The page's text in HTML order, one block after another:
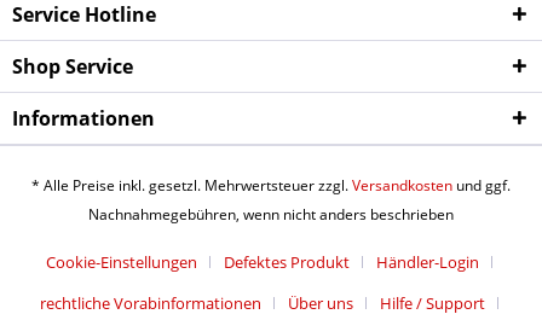
Service Hotline
Shop Service
Informationen
* Alle Preise inkl. gesetzl. Mehrwertsteuer zzgl.Versandkosten und ggf.
Nachnahmegebühren, wenn nicht anders beschrieben
Cookie-Einstellungen Defektes Produkt
Händler-Login
rechtliche Vorabinformationen
Über uns
Hilfe / Support